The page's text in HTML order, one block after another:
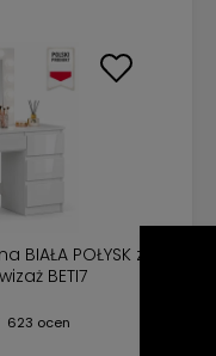
BIAŁA POŁYSK z
BETI7
623 ocen